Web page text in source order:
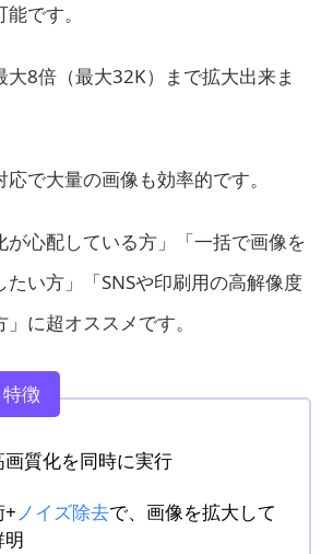
です。
大8倍（最大32K）まで拡大出来ま
で大量の画像も効率的です。
が心配している方」「一括で画像を
い方」「SNSや印刷用の高解像度
に超オススメです。
特徴
質化を同時に実行
+ノイズ除去で、画像を拡大して
明